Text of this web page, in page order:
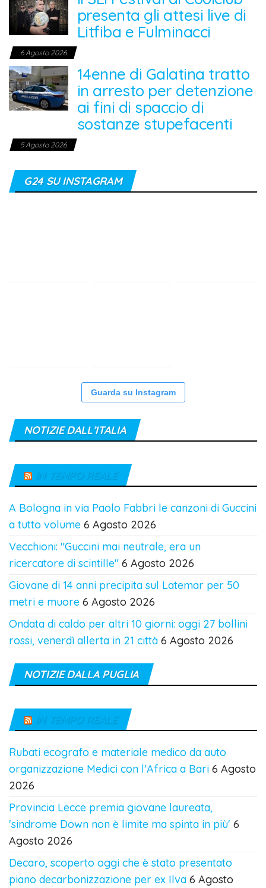
presenta gli attesi live di
Litfiba e Fulminacci
6 Agosto 2026
14enne di Galatina tratto
in arresto per detenzione
ai fini di spaccio di
sostanze stupefacenti
5 Agosto 2026
G24 SU INSTAGRAM
Guarda su Instagram
NOTIZIE DALL’ITALIA
IN TEMPO REALE
A Bologna in via Paolo Fabbri le canzoni di Guccini
a tutto volume 6 Agosto 2026
Vecchioni: "Guccini mai neutrale, era un
ricercatore di scintille" 6 Agosto 2026
Giovane di 14 anni precipita sul Latemar per 50
metri e muore 6 Agosto 2026
Ondata di caldo per altri 10 giorni: oggi 27 bollini
rossi, venerdì allerta in 21 città 6 Agosto 2026
NOTIZIE DALLA PUGLIA
IN TEMPO REALE
Rubati ecografo e materiale medico da auto
organizzazione Medici con l'Africa a Bari 6 Agosto
2026
Provincia Lecce premia giovane laureata,
'sindrome Down non è limite ma spinta in più' 6
Agosto 2026
Decaro, scoperto oggi che è stato presentato
piano decarbonizzazione per ex Ilva 6 Agosto